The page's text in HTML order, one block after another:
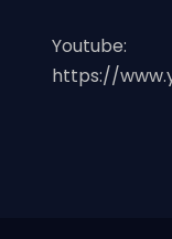
Youtube:
https://